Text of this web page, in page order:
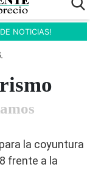
NOTICIAS!
la coyuntura
frente a la